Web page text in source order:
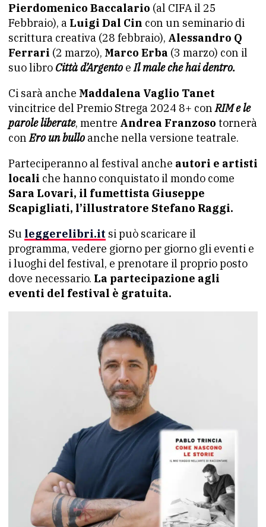
Pierdomenico Baccalario (al CIFA il 25
Febbraio), a Luigi Dal Cin con un seminario di
scrittura creativa (28 febbraio), Alessandro Q
Ferrari (2 marzo), Marco Erba (3 marzo) con il
suo libro Città d’Argento eIl male che hai dentro.
Ci sarà anche Maddalena Vaglio Tanet
vincitrice del Premio Strega 2024 8+ conRIM e le
parole liberate, mentre Andrea Franzoso tornerà
conEro un bullo anche nella versione teatrale.
Parteciperanno al festival anche autori e artisti
locali che hanno conquistato il mondo come
Sara Lovari, il fumettista Giuseppe
Scapigliati, l’illustratore Stefano Raggi.
Su leggerelibri.it si può scaricare il
programma, vedere giorno per giorno gli eventi e
i luoghi del festival, e prenotare il proprio posto
dove necessario. La partecipazione agli
eventi del festival è gratuita.